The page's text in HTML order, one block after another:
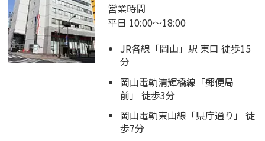
営業時間
平日 10:00～18:00
JR各線「岡山」駅 東口 徒歩15
分
岡山電軌清輝橋線「郵便局
前」 徒歩3分
岡山電軌東山線「県庁通り」 徒
歩7分